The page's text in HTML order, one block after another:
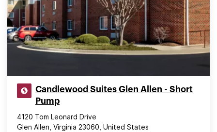
Candlewood Suites Glen Allen - Short
Pump
4120 Tom Leonard Drive
Glen Allen, Virginia 23060, United States